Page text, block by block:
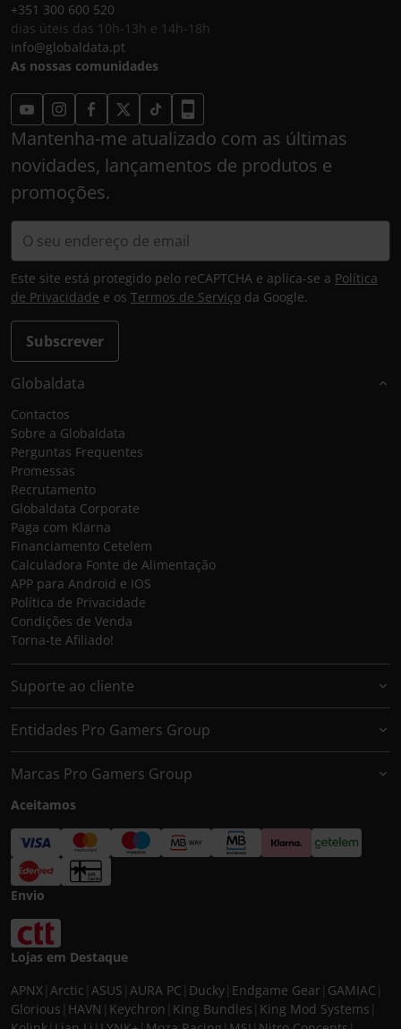
+351 300 600 520
dias úteis das 10h-13h e 14h-18h
info@globaldata.pt
As nossas comunidades
Mantenha-me atualizado com as últimas
novidades, lançamentos de produtos e
promoções.
Subscrever
Este site está protegido pelo reCAPTCHA e aplica-se a Política
de Privacidade e os Termos de Serviço da Google.
Globaldata
Contactos
Sobre a Globaldata
Perguntas Frequentes
Promessas
Recrutamento
Globaldata Corporate
Paga com Klarna
Financiamento Cetelem
Calculadora Fonte de Alimentação
APP para Android e IOS
Política de Privacidade
Condições de Venda
Torna-te Afiliado!
Suporte ao cliente
Entidades Pro Gamers Group
Marcas Pro Gamers Group
Aceitamos
Envio
Lojas em Destaque
APNX Arctic ASUS AURA PC Ducky Endgame Gear GAMIAC
Glorious HAVN Keychron King Bundles King Mod Systems